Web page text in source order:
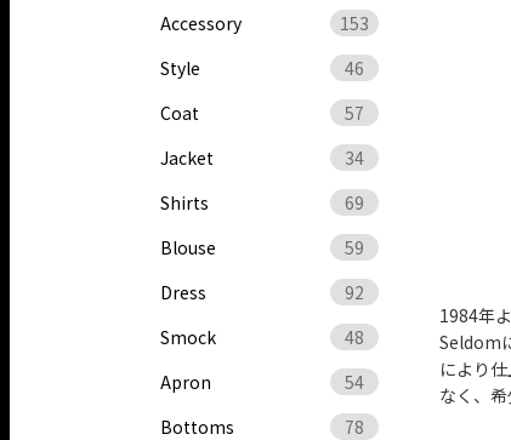
Accessory
153
Style
46
Coat
57
Jacket
34
Shirts
69
Blouse
59
Dress
92
Smock
48
Apron
54
Bottoms
78
1984年
Seldom
により
なく、